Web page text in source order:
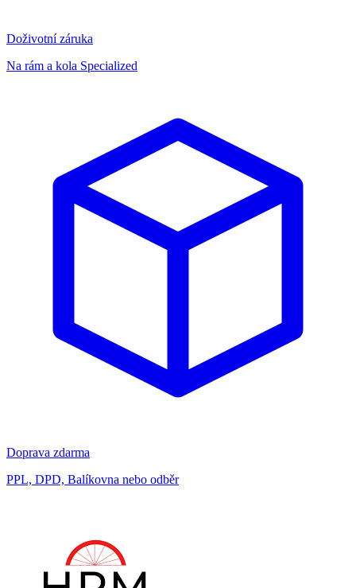
Doživotní záruka
Na rám a kola Specialized
Doprava zdarma
PPL, DPD, Balíkovna nebo odběr